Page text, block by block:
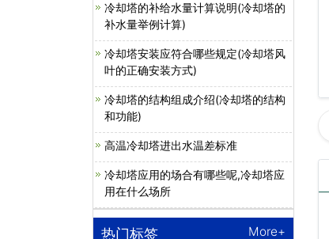
冷却塔的补给水量计算说明(冷却塔的
补水量举例计算)
冷却塔安装应符合哪些规定(冷却塔风
叶的正确安装方式)
冷却塔的结构组成介绍(冷却塔的结构
和功能)
高温冷却塔进出水温差标准
冷却塔应用的场合有哪些呢,冷却塔应
用在什么场所
热门标签 More+